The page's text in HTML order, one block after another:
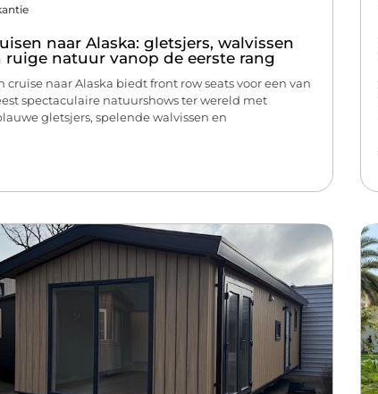
naar Alaska: gletsjers, walvissen
ruige natuur vanop de eerste rang
cruise naar Alaska biedt front row seats voor een van
spectaculaire natuurshows ter wereld met
gletsjers, spelende walvissen en